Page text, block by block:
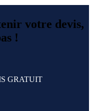
votre devis,
!
GRATUIT